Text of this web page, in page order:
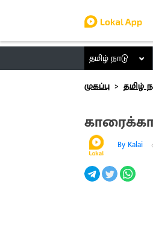
தமிழ் நாடு
முகப்பு
தமிழ்
By Kalai